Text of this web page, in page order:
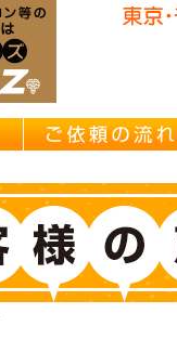
東京/埼玉/千葉/
HOME